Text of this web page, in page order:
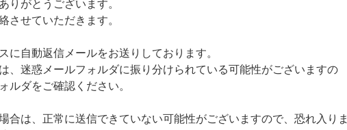
りがとうございます。
させていただきます。
に自動返信メールをお送りしております。
、迷惑メールフォルダに振り分けられている可能性がございますの
ルダをご確認ください。
合は、正常に送信できていない可能性がございますので、恐れ入りま